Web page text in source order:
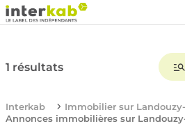
1 résultats
Interkab
Immobilier sur
Annonces immobilières sur